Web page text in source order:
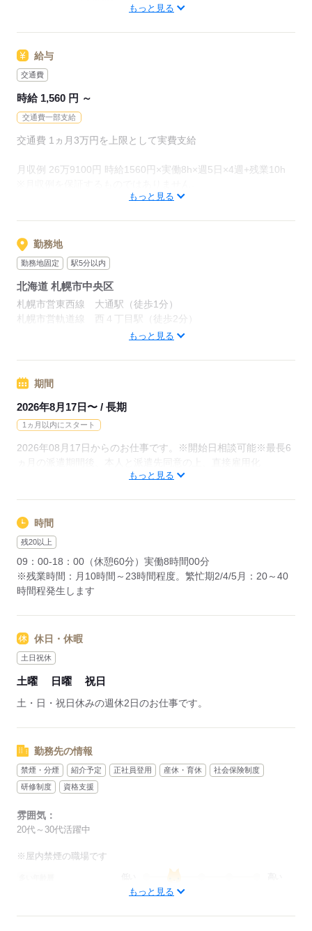
09月、10月スタートのご希望の方も
先輩方も多くいらっしゃいます！
お仕事が他にもたくさん♪
就業前にも、オンラインでの研修など
安心してご応募ください◎
応募する
もっと見る
給与
交通費
時給 1,560 円 ～
交通費一部支給
交通費 1ヵ月3万円を上限として実費支給
月収例 26万9100円 時給1560円×実働8h×週5日×4週+残業10h
もっと見る
勤務地
勤務地固定 駅5分以内
北海道 札幌市中央区
札幌市営東西線 大通駅（徒歩1分）
札幌市営軌道線 西４丁目駅（徒歩2分）
札幌市営東西線 大通 徒歩1分
もっと見る
期間
2026年8月17日〜 / 長期
1ヵ月以内にスタート
2026年08月17日からのお仕事です。※開始日相談可能※最長6
ヵ月の派遣期間後、本人と派遣先同意の上、直接雇用化
応募する
もっと見る
時間
残20以上
09：00-18：00（休憩60分）実働8時間00分
※残業時間：月10時間～23時間程度。繁忙期2/4/5月：20～40
時間程発生します
休日・休暇
土日祝休
土曜 日曜 祝日
土・日・祝日休みの週休2日のお仕事です。
勤務先の情報
禁煙・分煙 紹介予定 正社員登用 産休・育休
社会保険制度
研修制度
資格支援
雰囲気：
20代～30代活躍中
※屋内禁煙の職場です
もっと見る